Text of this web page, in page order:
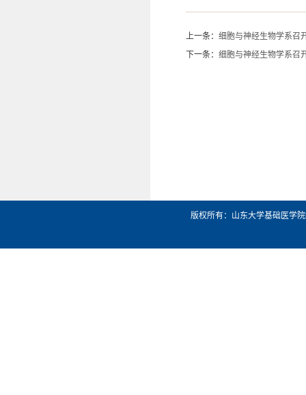
上一条： 细胞与神经生物学系召
下一条： 细胞与神经生物学系召
版权所有：山东大学基础医学